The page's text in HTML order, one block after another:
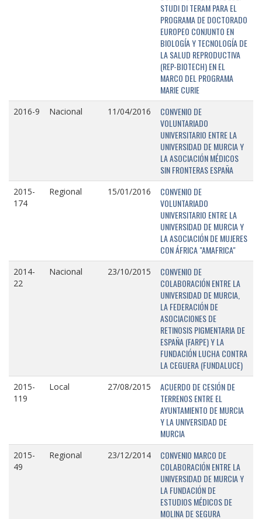
STUDI DI TERAM PARA EL
PROGRAMA DE DOCTORADO
EUROPEO CONJUNTO EN
BIOLOGÍA Y TECNOLOGÍA DE
LA SALUD REPRODUCTIVA
(REP-BIOTECH) EN EL
MARCO DEL PROGRAMA
MARIE CURIE
2016-9 Nacional 11/04/2016
CONVENIO DE
VOLUNTARIADO
UNIVERSITARIO ENTRE LA
UNIVERSIDAD DE MURCIA Y
LA ASOCIACIÓN MÉDICOS
SIN FRONTERAS ESPAÑA
2015-
174
Regional 15/01/2016
CONVENIO DE
VOLUNTARIADO
UNIVERSITARIO ENTRE LA
UNIVERSIDAD DE MURCIA Y
LA ASOCIACIÓN DE MUJERES
CON ÁFRICA "AMAFRICA"
2014-
22
Nacional 23/10/2015
CONVENIO DE
COLABORACIÓN ENTRE LA
UNIVERSIDAD DE MURCIA,
LA FEDERACIÓN DE
ASOCIACIONES DE
RETINOSIS PIGMENTARIA DE
ESPAÑA (FARPE) Y LA
FUNDACIÓN LUCHA CONTRA
LA CEGUERA (FUNDALUCE)
2015-
119
Local 27/08/2015
ACUERDO DE CESIÓN DE
TERRENOS ENTRE EL
AYUNTAMIENTO DE MURCIA
Y LA UNIVERSIDAD DE
MURCIA
2015-
49
Regional 23/12/2014
CONVENIO MARCO DE
COLABORACIÓN ENTRE LA
UNIVERSIDAD DE MURCIA Y
LA FUNDACIÓN DE
ESTUDIOS MÉDICOS DE
MOLINA DE SEGURA